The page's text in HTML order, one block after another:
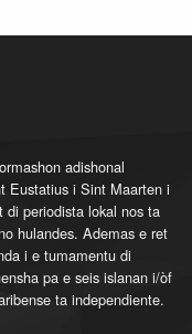
adishonal
Eustatius i Sint Maarten i
di periodista lokal nos ta
hulandes. Ademas e ret
i e tumamentu di
pa e seis islanan i/òf
ta independiente.